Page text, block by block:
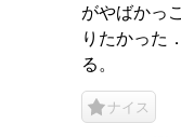
がやばかっ
りたかった
る。
ナイス